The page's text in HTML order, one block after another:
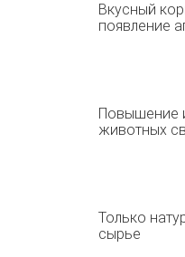
Вкусный
появление
Повышение
животных
Только
сырье